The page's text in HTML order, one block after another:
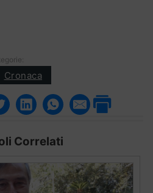
Cronaca
Correlati